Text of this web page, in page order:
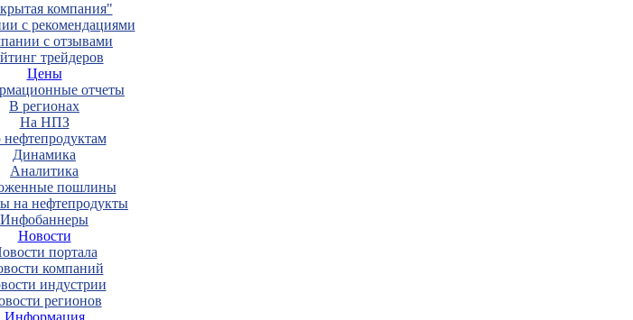
компания"
с рекомендациями
с отзывами
трейдеров
Цены
отчеты
В регионах
На НПЗ
Динамика
Аналитика
пошлины
на нефтепродукты
Инфобаннеры
Новости
портала
компаний
индустрии
регионов
Информация